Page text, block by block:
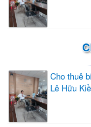
Cho thuê
Lê Hữu